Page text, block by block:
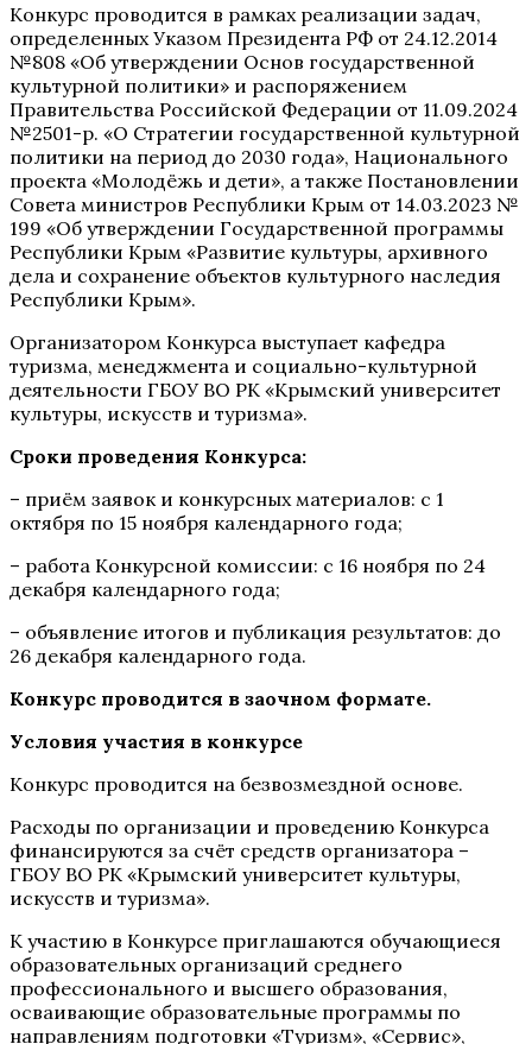
Конкурс проводится в рамках реализации задач,
определенных Указом Президента РФ от 24.12.2014
№808 «Об утверждении Основ государственной
культурной политики» и распоряжением
Правительства Российской Федерации от 11.09.2024
№2501-р. «О Стратегии государственной культурной
политики на период до 2030 года», Национального
проекта «Молодёжь и дети», а также Постановлении
Совета министров Республики Крым от 14.03.2023 №
199 «Об утверждении Государственной программы
Республики Крым «Развитие культуры, архивного
дела и сохранение объектов культурного наследия
Республики Крым».
Организатором Конкурса выступает кафедра
туризма, менеджмента и социально-культурной
деятельности ГБОУ ВО РК «Крымский университет
культуры, искусств и туризма».
Сроки проведения Конкурса:
– приём заявок и конкурсных материалов: с 1
октября по 15 ноября календарного года;
– работа Конкурсной комиссии: с 16 ноября по 24
декабря календарного года;
– объявление итогов и публикация результатов: до
26 декабря календарного года.
Конкурс проводится в заочном формате.
Условия участия в конкурсе
Конкурс проводится на безвозмездной основе.
Расходы по организации и проведению Конкурса
финансируются за счёт средств организатора –
ГБОУ ВО РК «Крымский университет культуры,
искусств и туризма».
К участию в Конкурсе приглашаются обучающиеся
образовательных организаций среднего
профессионального и высшего образования,
осваивающие образовательные программы по
направлениям подготовки «Туризм», «Сервис»,